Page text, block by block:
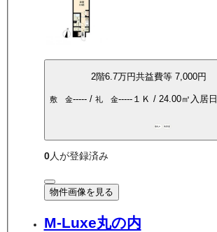
2階6.7万円共益費等 7,000円
敷 金-----/ 礼 金-----１Ｋ / 24.00㎡ 入居日
敷礼0 角部屋
0人が登録済み
物件画像を見る
M-Luxe丸の内